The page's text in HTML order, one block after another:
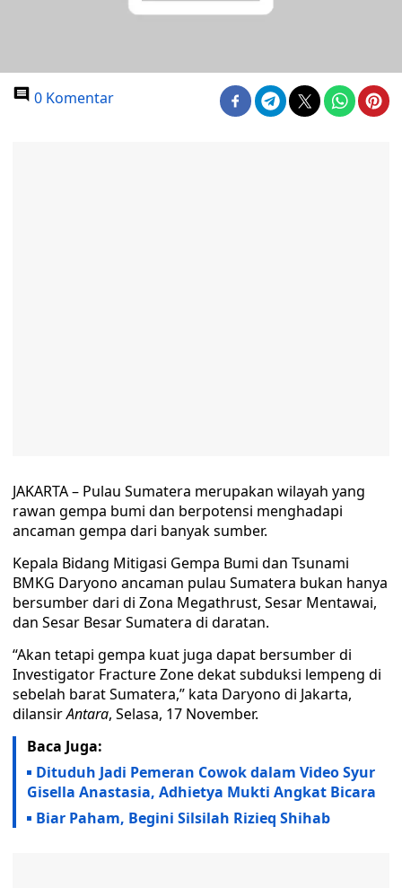
0 Komentar
JAKARTA – Pulau Sumatera merupakan wilayah yang
rawan gempa bumi dan berpotensi menghadapi
ancaman gempa dari banyak sumber.
Kepala Bidang Mitigasi Gempa Bumi dan Tsunami
BMKG Daryono ancaman pulau Sumatera bukan hanya
bersumber dari di Zona Megathrust, Sesar Mentawai,
dan Sesar Besar Sumatera di daratan.
“Akan tetapi gempa kuat juga dapat bersumber di
Investigator Fracture Zone dekat subduksi lempeng di
sebelah barat Sumatera,” kata Daryono di Jakarta,
dilansirAntara, Selasa, 17 November.
Baca Juga:
Dituduh Jadi Pemeran Cowok dalam Video Syur
Gisella Anastasia, Adhietya Mukti Angkat Bicara
Biar Paham, Begini Silsilah Rizieq Shihab